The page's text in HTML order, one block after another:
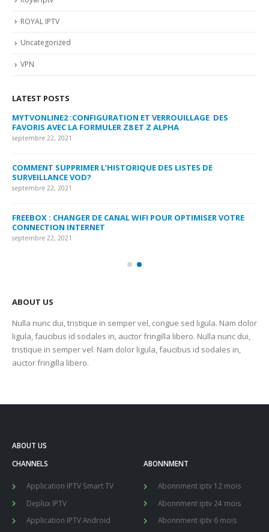
ROYAL IPTV
Uncategorized
VPN
LATEST POSTS
MYTVONLINE2 :CONFIGURATION ET VERROUILLAGE DES
FAVORIS AVEC LA FORMULER Z8 ET Z ALPHA
septembre 22, 2021
COMMENT SUPPRIMER L’HISTORIQUE DES LISTES DE
SURVEILLANCE VOD?
septembre 22, 2021
FREEBOX : CHANGER DE CANAL WIFI POUR OPTIMISER VOTRE
CONNECTION INTERNET
septembre 22, 2021
ABOUT US
Nulla nunc dui, tristique in semper vel, congue sed ligula. Nam dolor
ligula, faucibus id sodales in, auctor fringilla libero. Nulla nunc dui,
tristique in semper vel. Nam dolor ligula, faucibus id sodales in,
auctor fringilla libero.
ABOUT US
CHANNELS
Application IPTV Smart TV
Deplux IPTV
Application IPTV Android
ABONNMENT
Abonnment iptv 12 mois
Abonnment iptv 24 mois
Abonnment iptv 6 mois